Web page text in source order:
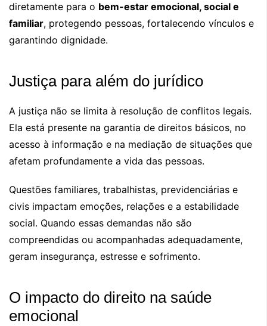
diretamente para o bem-estar emocional, social e
familiar, protegendo pessoas, fortalecendo vínculos e
garantindo dignidade.
Justiça para além do jurídico
A justiça não se limita à resolução de conflitos legais.
Ela está presente na garantia de direitos básicos, no
acesso à informação e na mediação de situações que
afetam profundamente a vida das pessoas.
Questões familiares, trabalhistas, previdenciárias e
civis impactam emoções, relações e a estabilidade
social. Quando essas demandas não são
compreendidas ou acompanhadas adequadamente,
geram insegurança, estresse e sofrimento.
O impacto do direito na saúde
emocional